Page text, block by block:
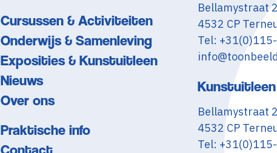
Cursussen & Activiteiten
Onderwijs & Samenleving
Exposities & Kunstuitleen
Nieuws
Over ons
Praktische info
Bellamystraat
4532 CP
Tel:
Kunstuitleen
Bellamystraat
4532 CP
Tel: